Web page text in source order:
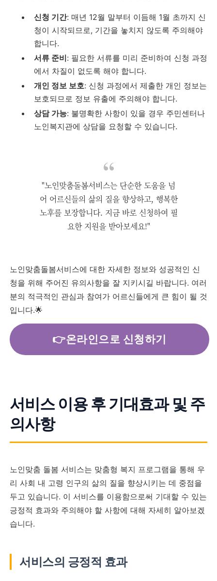
신청 기간: 매년 12월 말부터 이듬해 1월 초까지 신
청이 시작되므로, 기간을 놓치지 않도록 주의해야
합니다.
서류 준비: 필요한 서류를 미리 준비하여 신청 과정
에서 차질이 없도록 해야 합니다.
개인 정보 보호: 신청 과정에서 제출한 개인 정보는
보호되므로 정보 유출에 주의해야 합니다.
상담 가능: 불명확한 사항이 있을 경우 주민센터나
노인복지관에 상담을 요청할 수 있습니다.
"노인맞춤돌봄서비스는 단순한 도움을 넘
어 어르신들의 삶의 질을 향상하고, 행복한
노후를 보장합니다. 지금 바로 신청하여 필
요한 지원을 받아보세요!"
노인맞춤돌봄서비스에 대한 자세한 정보와 성공적인 신
청을 위해 주어진 유의사항을 잘 지키시길 바랍니다. 여러
분의 적극적인 관심과 참여가 어르신들에게 큰 힘이 될 것
입니다.🌟
👉온라인으로 신청하기
서비스 이용 후 기대효과 및 주
의사항
노인맞춤 돌봄 서비스는 맞춤형 복지 프로그램을 통해 우
리 사회 내 고령 인구의 삶의 질을 향상시키는 데 중점을
두고 있습니다. 이 서비스를 이용함으로써 기대할 수 있는
긍정적 효과와 주의해야 할 사항에 대해 자세히 알아보겠
습니다.
서비스의 긍정적 효과